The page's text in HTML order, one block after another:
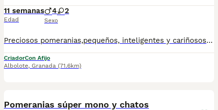
11 semanas
Edad
4 2
Sexo
Preciosos pomeranias,pequeños, inteligentes y cariñosos. Desde 800€. Impuestos y transporte no incluidos. Realizamos envíos a toda España ( Barcelona, Madrid, Mallorca, Marbella, etc). Se entregan con sus vacunas y desparasitaciones correspondientes, cartilla, chip y contrato. Pedigree opcional ( coste de tramitación corre a cargo del nuevo propietario). Para más información contactar: 958 26 94 55 Web: www.centropuppyhome.com
CriadorCon Afijo
Albolote, Granada (71.6km)
Pomeranias súper mono y chatos